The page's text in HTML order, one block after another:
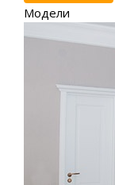
Модели